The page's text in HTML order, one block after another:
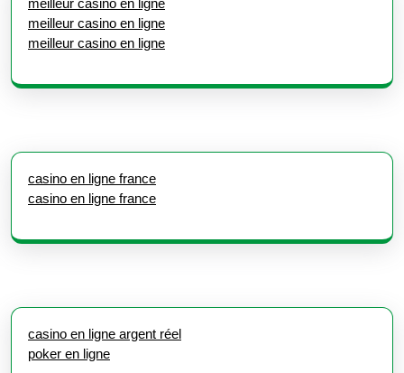
meilleur casino en ligne
meilleur casino en ligne
casino en ligne france
casino en ligne france
casino en ligne argent réel
poker en ligne